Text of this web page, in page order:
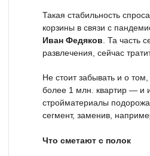
Такая стабильность
корзины в связи с
Иван Федяков . Та часть
развлечения, сейчас
Не стоит забывать и о
более 1 млн. квартир — и
стройматериалы
сегмент, заменив,
Что сметают с полок